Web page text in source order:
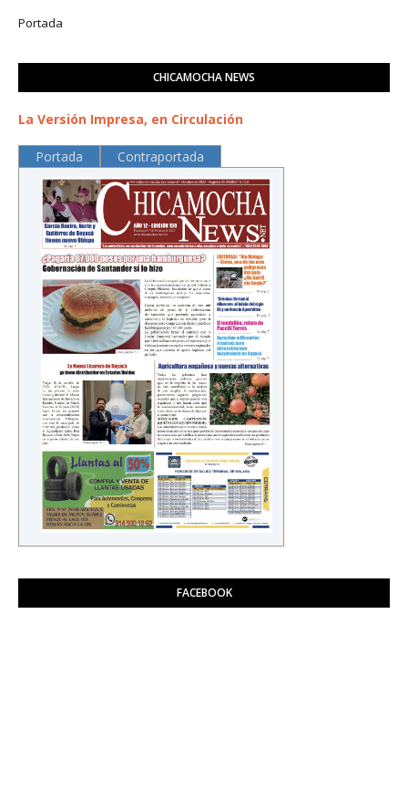
Portada
CHICAMOCHA NEWS
La Versión Impresa, en Circulación
Portada Contraportada
FACEBOOK